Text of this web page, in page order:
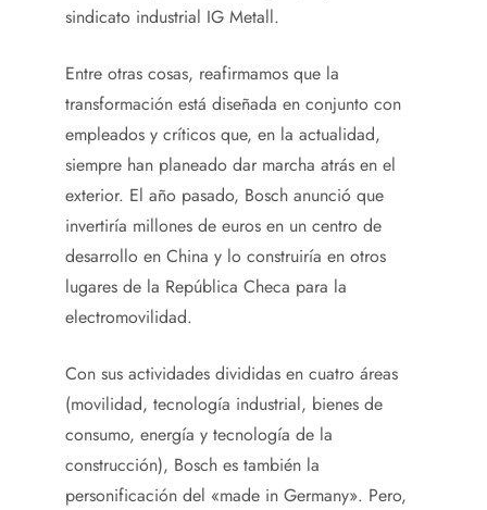
sindicato industrial IG Metall.
Entre otras cosas, reafirmamos que la
transformación está diseñada en conjunto con
empleados y críticos que, en la actualidad,
siempre han planeado dar marcha atrás en el
exterior. El año pasado, Bosch anunció que
invertiría millones de euros en un centro de
desarrollo en China y lo construiría en otros
lugares de la República Checa para la
electromovilidad.
Con sus actividades divididas en cuatro áreas
(movilidad, tecnología industrial, bienes de
consumo, energía y tecnología de la
construcción), Bosch es también la
personificación del «made in Germany». Pero,